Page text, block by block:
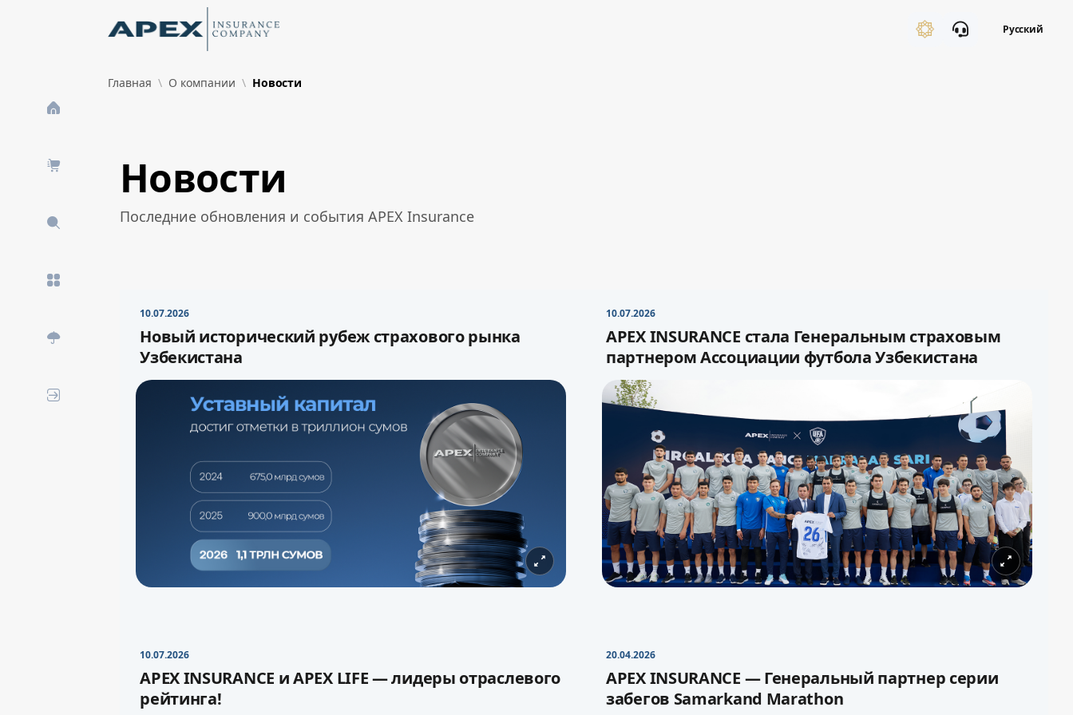
Русский
Главная О компании Новости
Новости
Последние обновления и события APEX Insurance
10.07.2026
Новый исторический рубеж страхового рынка
Узбекистана
сумов
Увеличение уставного капитала укрепляет финансовую
устойчивость компании и существенно расширяет
10.07.2026
APEX INSURANCE стала Генеральным страховым
партнером Ассоциации футбола Узбекистана
APEX INSURANCE стала Генеральным страховым
партнером Ассоциации футбола Узбекистана.
10.07.2026
APEX INSURANCE и APEX LIFE — лидеры отраслевого
рейтинга!
20.04.2026
APEX INSURANCE — Генеральный партнер серии
забегов Samarkand Marathon